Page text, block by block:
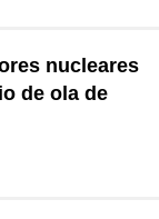
nucleares
de ola de